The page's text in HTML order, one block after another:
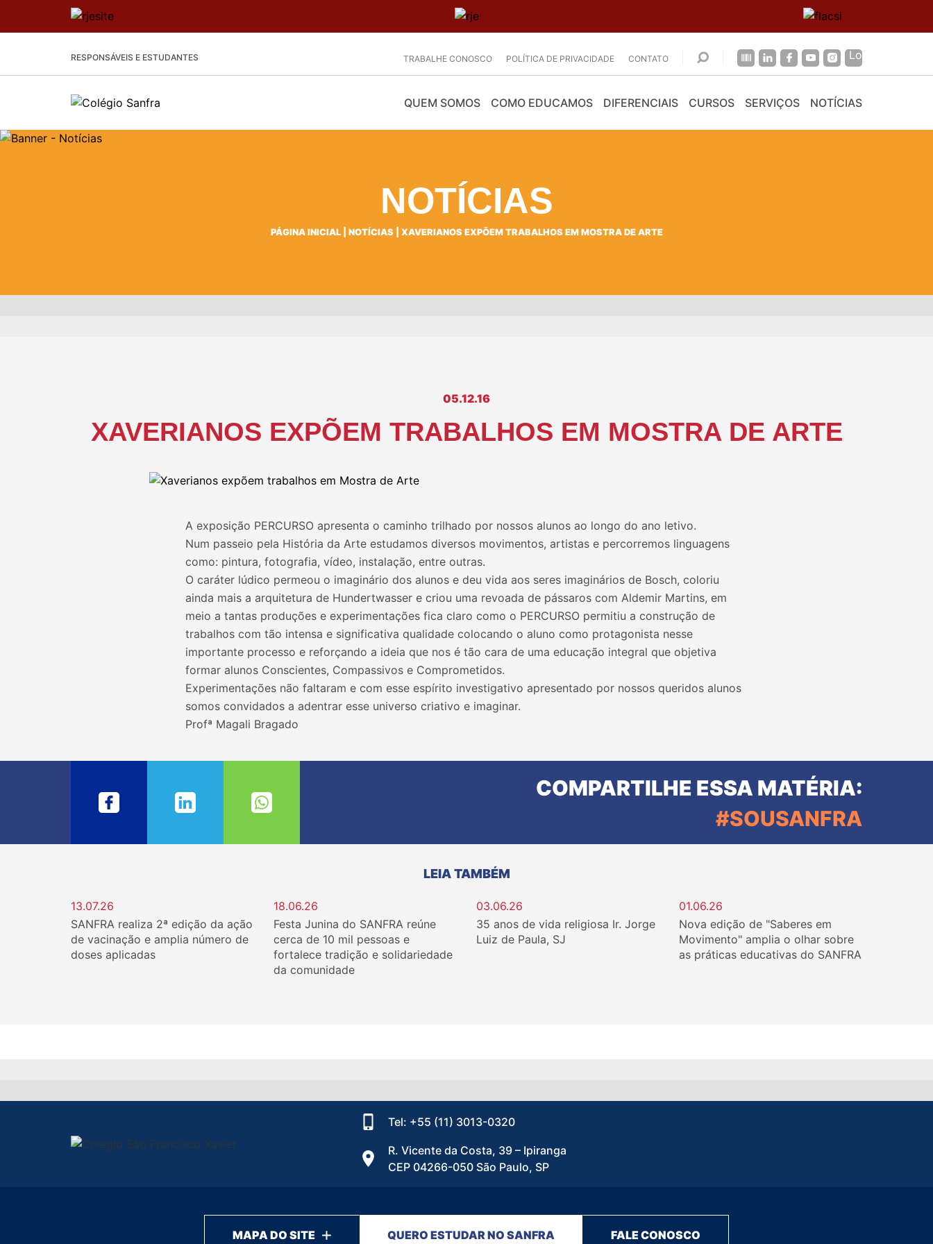
RESPONSÁVEIS E ESTUDANTES TRABALHE CONOSCO POLÍTICA DE PRIVACIDADE CONTATO
QUEM SOMOS COMO EDUCAMOS DIFERENCIAIS CURSOS SERVIÇOS NOTÍCIAS
NOTÍCIAS
PÁGINA INICIAL| NOTÍCIAS XAVERIANOS EXPÕEM TRABALHOS EM MOSTRA DE ARTE
05.12.16
XAVERIANOS EXPÕEM TRABALHOS EM MOSTRA DE ARTE
A exposição PERCURSO apresenta o caminho trilhado por nossos alunos ao longo do ano letivo.
Num passeio pela História da Arte estudamos diversos movimentos, artistas e percorremos linguagens
como: pintura, fotografia, vídeo, instalação, entre outras.
O caráter lúdico permeou o imaginário dos alunos e deu vida aos seres imaginários de Bosch, coloriu
ainda mais a arquitetura de Hundertwasser e criou uma revoada de pássaros com Aldemir Martins, em
meio a tantas produções e experimentações fica claro como o PERCURSO permitiu a construção de
trabalhos com tão intensa e significativa qualidade colocando o aluno como protagonista nesse
importante processo e reforçando a ideia que nos é tão cara de uma educação integral que objetiva
formar alunos Conscientes, Compassivos e Comprometidos.
Experimentações não faltaram e com esse espírito investigativo apresentado por nossos queridos alunos
somos convidados a adentrar esse universo criativo e imaginar.
Profª Magali Bragado
COMPARTILHE ESSA MATÉRIA:
#SOUSANFRA
LEIA TAMBÉM
13.07.26
SANFRA realiza 2ª edição da ação
de vacinação e amplia número de
doses aplicadas
18.06.26
Festa Junina do SANFRA reúne
cerca de 10 mil pessoas e
fortalece tradição e solidariedade
da comunidade
03.06.26
35 anos de vida religiosa Ir. Jorge
Luiz de Paula, SJ
01.06.26
Nova edição de "Saberes em
Movimento" amplia o olhar sobre
as práticas educativas do SANFRA
Tel: +55 (11) 3013-0320
R. Vicente da Costa, 39 – Ipiranga
CEP 04266-050 São Paulo, SP
MAPA DO SITE QUERO ESTUDAR NO SANFRA FALE CONOSCO